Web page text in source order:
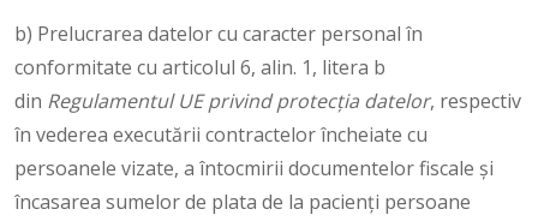
b) Prelucrarea datelor cu caracter personal în
conformitate cu articolul 6, alin. 1, litera b
din Regulamentul UE privind protecția datelor, respectiv
în vederea executării contractelor încheiate cu
persoanele vizate, a întocmirii documentelor fiscale și
încasarea sumelor de plata de la pacienți persoane